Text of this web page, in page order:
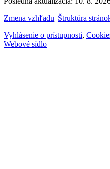
Zmena vzhľadu, Štruktúra
Vyhlásenie o prístupnosti,
Webové sídlo